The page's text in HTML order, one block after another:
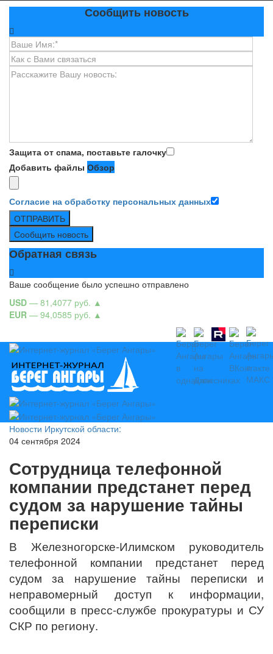
Сообщить новость
Защита от спама, поставьте галочку
Добавить файлы Обзор
Согласие на обработку персональных данных
ОТПРАВИТЬ
Сообщить новость
Обратная связь
Ваше сообщение было успешно отправлено
USD — 81,4077 руб. ▲
EUR — 94,0585 руб. ▲
Новости Иркутской области:
04 сентября 2024
Сотрудница телефонной
компании предстанет перед
судом за нарушение тайны
переписки
В Железногорске-Илимском руководитель
телефонной компании предстанет перед
судом за нарушение тайны переписки и
неправомерный доступ к информации,
сообщили в пресс-службе прокуратуры и СУ
СКР по региону.